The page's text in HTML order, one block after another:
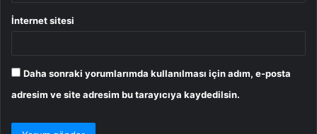
İnternet sitesi
Daha sonraki yorumlarımda kullanılması için adım, e-posta
adresim ve site adresim bu tarayıcıya kaydedilsin.